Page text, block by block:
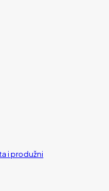
i produžni